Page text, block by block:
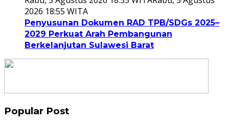
2026 18:55 WITA
Penyusunan Dokumen RAD TPB/SDGs 2025–
2029 Perkuat Arah Pembangunan
Berkelanjutan Sulawesi Barat
Popular Post